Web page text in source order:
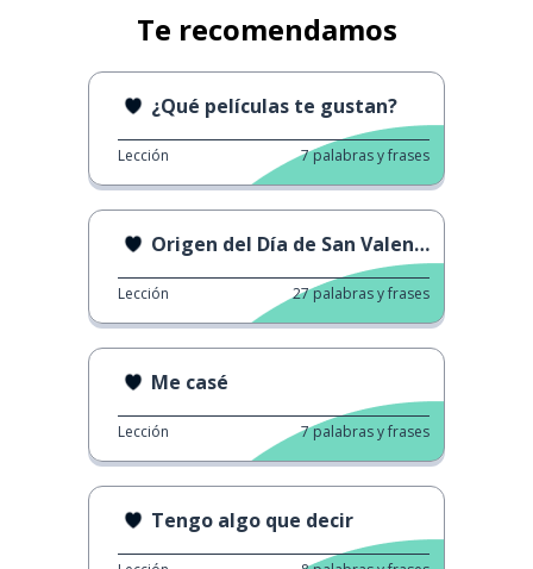
Te recomendamos
¿Qué películas te gustan?
Lección 7palabras y frases
Origen del Día de San Valentín
Lección 27palabras y frases
Me casé
Lección 7palabras y frases
Tengo algo que decir